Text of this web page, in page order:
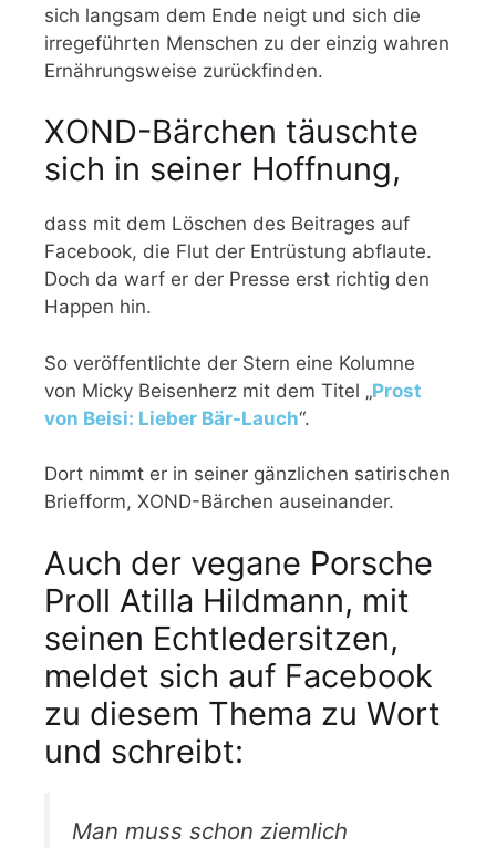
sich langsam dem Ende neigt und sich die
irregeführten Menschen zu der einzig wahren
Ernährungsweise zurückfinden.
XOND-Bärchen täuschte
sich in seiner Hoffnung,
dass mit dem Löschen des Beitrages auf
Facebook, die Flut der Entrüstung abflaute.
Doch da warf er der Presse erst richtig den
Happen hin.
So veröffentlichte der Stern eine Kolumne
von Micky Beisenherz mit dem Titel „Prost
von Beisi: Lieber Bär-Lauch“.
Dort nimmt er in seiner gänzlichen satirischen
Briefform, XOND-Bärchen auseinander.
Auch der vegane Porsche
Proll Atilla Hildmann, mit
seinen Echtledersitzen,
meldet sich auf Facebook
zu diesem Thema zu Wort
und schreibt:
Man muss schon ziemlich